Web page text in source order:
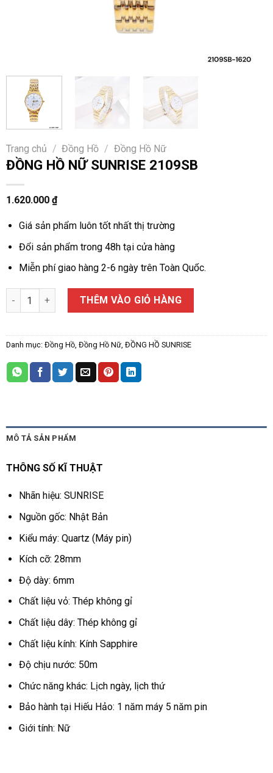
Trang chủ / Đồng Hồ / Đồng Hồ Nữ
ĐỒNG HỒ NỮ SUNRISE 2109SB
1.620.000 ₫
Giá sản phẩm luôn tốt nhất thị trường
Đổi sản phẩm trong 48h tại cửa hàng
Miễn phí giao hàng 2-6 ngày trên Toàn Quốc.
ĐỒNG HỒ NỮ SUNRISE 2109SB số lượng
THÊM VÀO GIỎ HÀNG
Danh mục: Đồng Hồ, Đồng Hồ Nữ, ĐỒNG HỒ SUNRISE
MÔ TẢ SẢN PHẨM
THÔNG SỐ KĨ THUẬT
Nhãn hiệu: SUNRISE
Nguồn gốc: Nhật Bản
Kiểu máy: Quartz (Máy pin)
Kích cỡ: 28mm
Độ dày: 6mm
Chất liệu vỏ: Thép không gỉ
Chất liệu dây: Thép không gỉ
Chất liệu kính: Kính Sapphire
Độ chịu nước: 50m
Chức năng khác: Lịch ngày, lịch thứ
Bảo hành tại Hiếu Hảo: 1 năm máy 5 năm pin
Giới tính: Nữ